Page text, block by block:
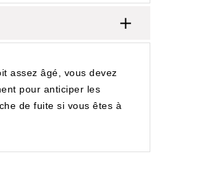
assez âgé, vous devez
pour anticiper les
de fuite si vous êtes à